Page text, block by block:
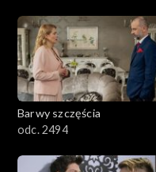
2201–2300
2101–2200
2001–2100
Barwy szczęścia
odc. 2494